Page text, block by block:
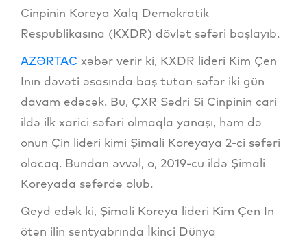
Cinpinin Koreya Xalq Demokratik
Respublikasına (KXDR) dövlət səfəri başlayıb.
AZƏRTAC xəbər verir ki, KXDR lideri Kim Çen
Inın dəvəti əsasında baş tutan səfər iki gün
davam edəcək. Bu, ÇXR Sədri Si Cinpinin cari
ildə ilk xarici səfəri olmaqla yanaşı, həm də
onun Çin lideri kimi Şimali Koreyaya 2-ci səfəri
olacaq. Bundan əvvəl, o, 2019-cu ildə Şimali
Koreyada səfərdə olub.
Qeyd edək ki, Şimali Koreya lideri Kim Çen In
ötən ilin sentyabrında İkinci Dünya